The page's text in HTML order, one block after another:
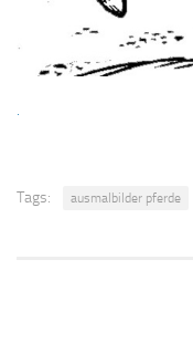
.
Tags: ausmalbilder pferde